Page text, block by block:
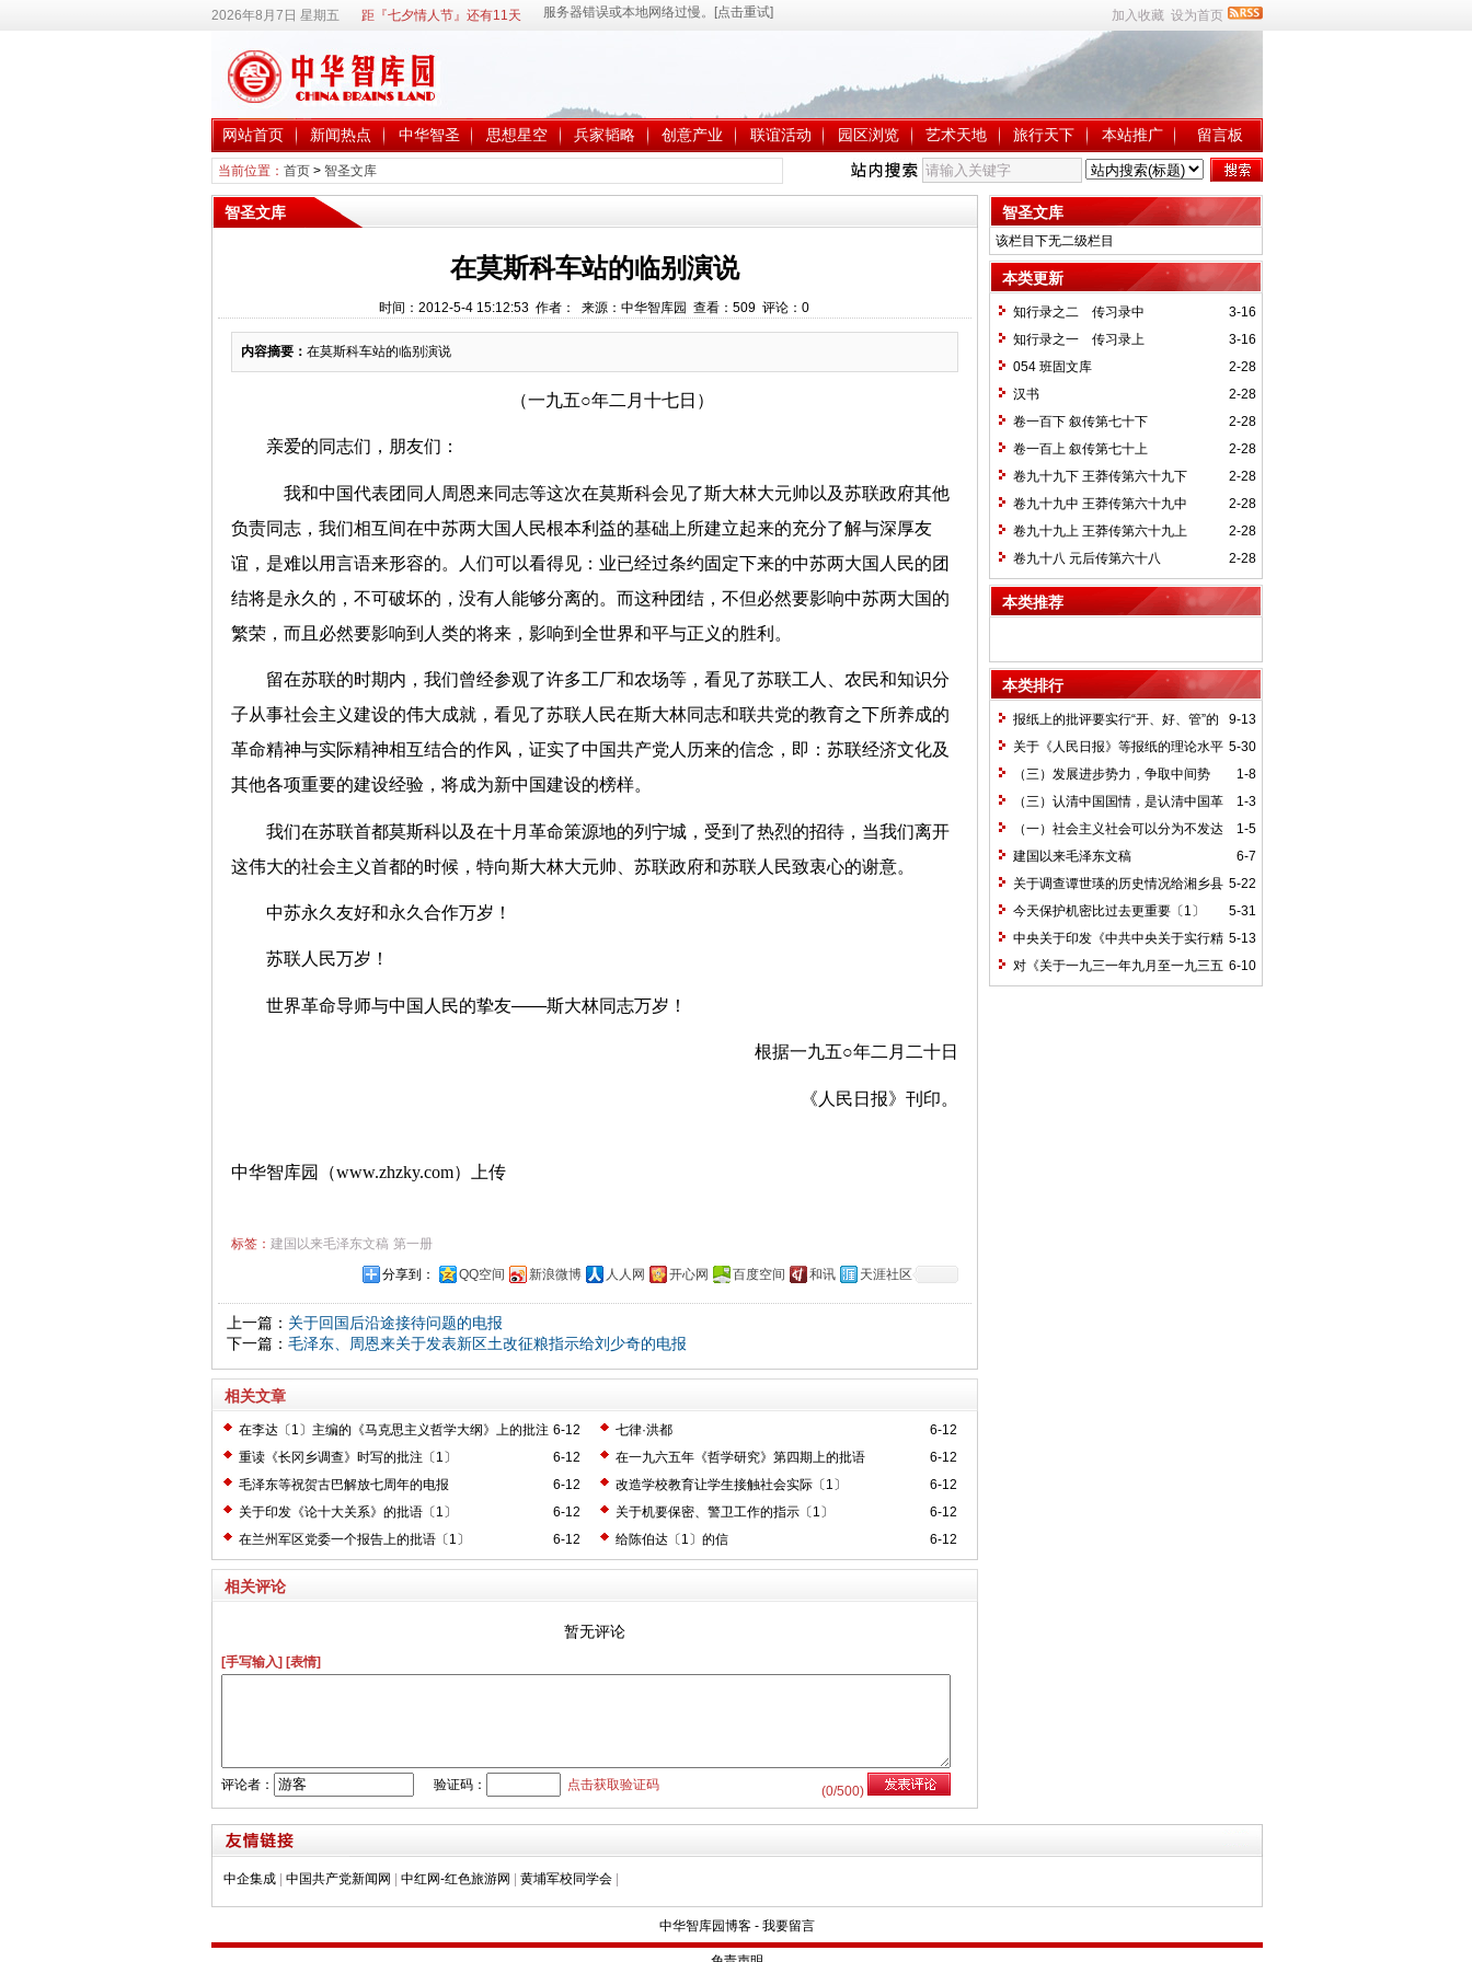
2026年8月7日 星期五 距『七夕情人节』还有11天 加入收藏 设为首页
网站首页 新闻热点 中华智圣 思想星空 兵家韬略 创意产业 联谊活动 园区浏览 艺术天地 旅行天下 本站推广 留言板
当前位置： 首页> 智圣文库
智圣文库
在莫斯科车站的临别演说
时间：2012-5-4 15:12:53 作者： 来源：中华智库园 查看： 509 评论： 0
内容摘要： 在莫斯科车站的临别演说
（一九五○年二月十七日）
亲爱的同志们，朋友们：
我和中国代表团同人周恩来同志等这次在莫斯科会见了斯大林大元帅以及苏联政府其他
负责同志，我们相互间在中苏两大国人民根本利益的基础上所建立起来的充分了解与深厚友
谊，是难以用言语来形容的。人们可以看得见：业已经过条约固定下来的中苏两大国人民的团
结将是永久的，不可破坏的，没有人能够分离的。而这种团结，不但必然要影响中苏两大国的
繁荣，而且必然要影响到人类的将来，影响到全世界和平与正义的胜利。
留在苏联的时期内，我们曾经参观了许多工厂和农场等，看见了苏联工人、农民和知识分
子从事社会主义建设的伟大成就，看见了苏联人民在斯大林同志和联共党的教育之下所养成的
革命精神与实际精神相互结合的作风，证实了中国共产党人历来的信念，即：苏联经济文化及
其他各项重要的建设经验，将成为新中国建设的榜样。
我们在苏联首都莫斯科以及在十月革命策源地的列宁城，受到了热烈的招待，当我们离开
这伟大的社会主义首都的时候，特向斯大林大元帅、苏联政府和苏联人民致衷心的谢意。
中苏永久友好和永久合作万岁！
苏联人民万岁！
世界革命导师与中国人民的挚友——斯大林同志万岁！
根据一九五○年二月二十日
《人民日报》刊印。
中华智库园（www.zhzky.com）上传
标签： 建国以来毛泽东文稿 第一册
分享到：
QQ空间 新浪微博 人人网 开心网 百度空间 和讯 天涯社区
上一篇： 关于回国后沿途接待问题的电报
下一篇： 毛泽东、周恩来关于发表新区土改征粮指示给刘少奇的电报
相关文章
6-12
在李达〔1〕主编的《马克思主义哲学大纲》上的批注
〔2〕
6-12
七律·洪都
6-12
重读《长冈乡调查》时写的批注〔1〕 6-12
在一九六五年《哲学研究》第四期上的批语
6-12
毛泽东等祝贺古巴解放七周年的电报 6-12
改造学校教育让学生接触社会实际〔1〕
6-12
关于印发《论十大关系》的批语〔1〕 6-12
关于机要保密、警卫工作的指示〔1〕
6-12
在兰州军区党委一个报告上的批语〔1〕 6-12
给陈伯达〔1〕的信
相关评论
暂无评论
[手写输入] [表情]
(0/500)
评论者： 验证码： 点击获取验证码
智圣文库
该栏目下无二级栏目
本类更新
3-16
知行录之二 传习录中
3-16
知行录之一 传习录上
2-28
054 班固文库
2-28
汉书
2-28
卷一百下 叙传第七十下
2-28
卷一百上 叙传第七十上
2-28
卷九十九下 王莽传第六十九下
2-28
卷九十九中 王莽传第六十九中
2-28
卷九十九上 王莽传第六十九上
2-28
卷九十八 元后传第六十八
本类推荐
本类排行
9-13
报纸上的批评要实行“开、好、管”的
方针*
5-30
关于《人民日报》等报纸的理论水平
的批语〔1〕
1-8
（三）发展进步势力，争取中间势
力，孤立顽固势力
1-3
（三）认清中国国情，是认清中国革
命一切问题的基本依据
1-5
（一）社会主义社会可以分为不发达
和比较发达两个阶段
6-7
建国以来毛泽东文稿
5-22
关于调查谭世瑛的历史情况给湘乡县
委的信和给谭世瑛的复信
5-31
今天保护机密比过去更重要〔1〕
5-13
中央关于印发《中共中央关于实行精
兵简政、增产节约、反对贪污、反对浪费
和反对官僚主义的决定》的通知和毛泽东
6-10
对《关于一九三一年九月至一九三五
中企集成 中国共产党新闻网 中红网-红色旅游网 黄埔军校同学会
中华智库园博客- 我要留言